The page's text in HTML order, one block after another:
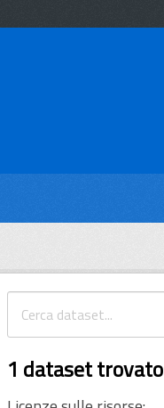
1 dataset trovato